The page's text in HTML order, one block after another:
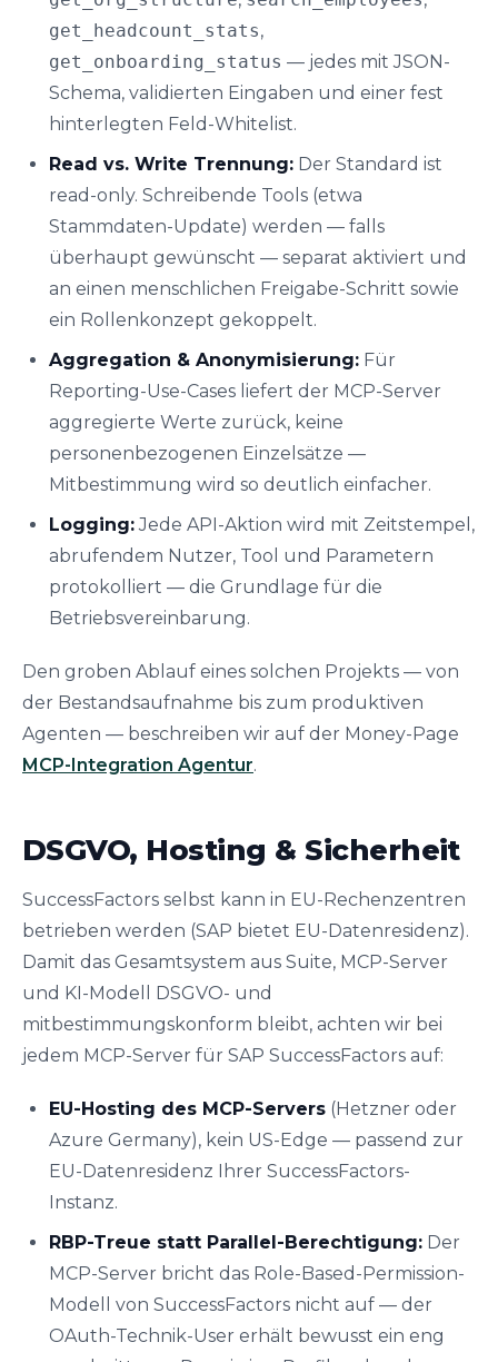
get_headcount_stats,
get_onboarding_status — jedes mit JSON-
Schema, validierten Eingaben und einer fest
hinterlegten Feld-Whitelist.
Read vs. Write Trennung: Der Standard ist
read-only. Schreibende Tools (etwa
Stammdaten-Update) werden — falls
überhaupt gewünscht — separat aktiviert und
an einen menschlichen Freigabe-Schritt sowie
ein Rollenkonzept gekoppelt.
Aggregation & Anonymisierung: Für
Reporting-Use-Cases liefert der MCP-Server
aggregierte Werte zurück, keine
personenbezogenen Einzelsätze —
Mitbestimmung wird so deutlich einfacher.
Logging:Jede API-Aktion wird mit Zeitstempel,
abrufendem Nutzer, Tool und Parametern
protokolliert — die Grundlage für die
Betriebsvereinbarung.
Den groben Ablauf eines solchen Projekts — von
der Bestandsaufnahme bis zum produktiven
Agenten — beschreiben wir auf der Money-Page
MCP-Integration Agentur.
DSGVO, Hosting & Sicherheit
SuccessFactors selbst kann in EU-Rechenzentren
betrieben werden (SAP bietet EU-Datenresidenz).
Damit das Gesamtsystem aus Suite, MCP-Server
und KI-Modell DSGVO- und
mitbestimmungskonform bleibt, achten wir bei
jedem MCP-Server für SAP SuccessFactors auf:
EU-Hosting des MCP-Servers (Hetzner oder
Azure Germany), kein US-Edge — passend zur
EU-Datenresidenz Ihrer SuccessFactors-
Instanz.
RBP-Treue statt Parallel-Berechtigung: Der
MCP-Server bricht das Role-Based-Permission-
Modell von SuccessFactors nicht auf — der
OAuth-Technik-User erhält bewusst ein eng